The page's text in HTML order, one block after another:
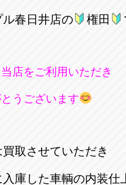
059-331-
市午起3丁目1番3
ル春日井店の 権田
店をご利用いただき
うございます
取させていただき
入庫した車輌の内装仕